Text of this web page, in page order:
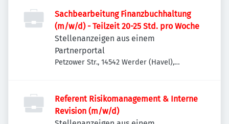
Sachbearbeitung Finanzbuchhaltung
(m/w/d) - Teilzeit 20-25 Std. pro Woche
Stellenanzeigen aus einem
Partnerportal
Petzower Str., 14542 Werder (Havel),
Referent Risikomanagement & Interne
Revision (m/w/d)